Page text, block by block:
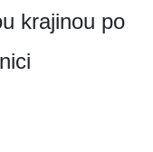
krajinou po